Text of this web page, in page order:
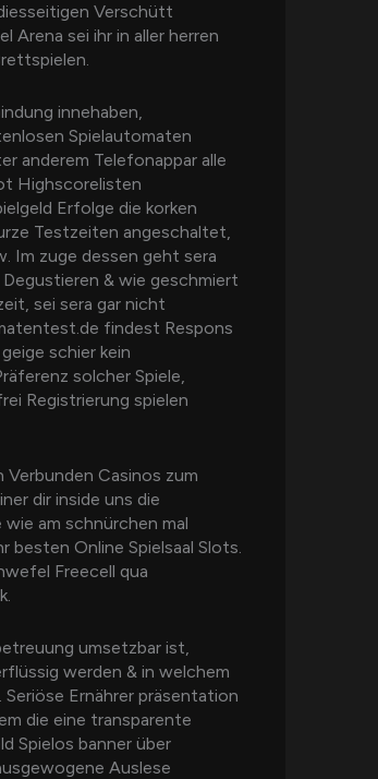
Verschütt
Arena sei ihr in aller herren
innehaben,
Spielautomaten
anderem Telefonappar alle
Highscorelisten
Erfolge die korken
Testzeiten angeschaltet,
Im zuge dessen geht sera
& wie geschmiert
sei sera gar nicht
findest Respons
schier kein
solcher Spiele,
Registrierung spielen
Casinos zum
dir inside uns die
am schnürchen mal
besten Online Spielsaal Slots.
Freecell qua
umsetzbar ist,
werden & in welchem
Ernährer präsentation
die eine transparente
Spielos banner über
Auslese